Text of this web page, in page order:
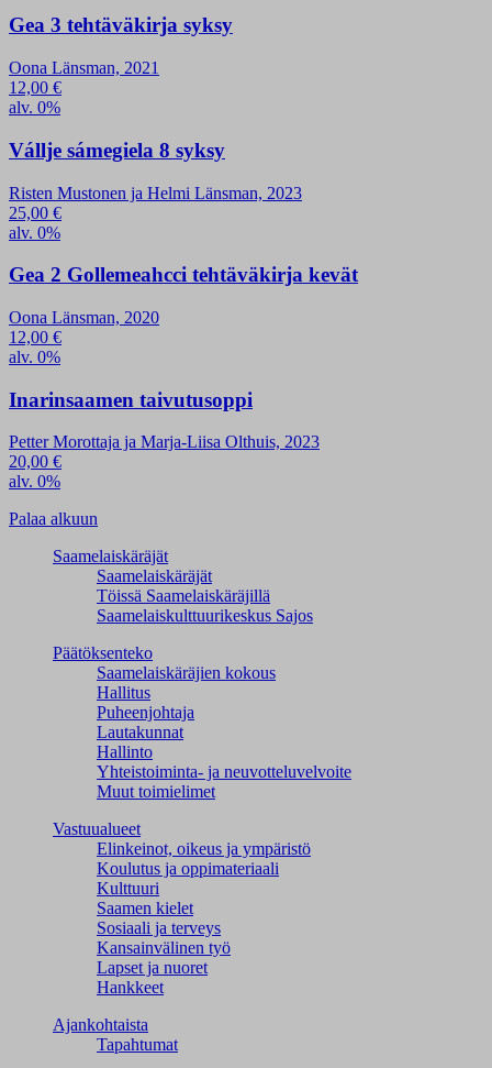
Gea 3 tehtäväkirja syksy
Oona Länsman, 2021
12,00 €
alv. 0%
Vállje sámegiela 8 syksy
Risten Mustonen ja Helmi Länsman, 2023
25,00 €
alv. 0%
Gea 2 Gollemeahcci tehtäväkirja kevät
Oona Länsman, 2020
12,00 €
alv. 0%
Inarinsaamen taivutusoppi
Petter Morottaja ja Marja-Liisa Olthuis, 2023
20,00 €
alv. 0%
Palaa alkuun
Saamelaiskäräjät
Saamelaiskäräjät
Töissä Saamelaiskäräjillä
Saamelaiskulttuuri­keskus Sajos
Päätöksenteko
Saamelaiskäräjien kokous
Hallitus
Puheenjohtaja
Lautakunnat
Hallinto
Yhteistoiminta- ja neuvotteluvelvoite
Muut toimielimet
Vastuualueet
Elinkeinot, oikeus ja ympäristö
Koulutus ja oppimateriaali
Kulttuuri
Saamen kielet
Sosiaali ja terveys
Kansainvälinen työ
Lapset ja nuoret
Hankkeet
Ajankohtaista
Tapahtumat